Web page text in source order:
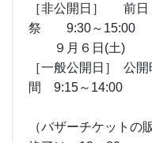
［非公開日］ 前日
祭 9:30～15:00
９月６日(土)
［一般公開日］ 公開
間 9:15～14:00
（バザーチケットの